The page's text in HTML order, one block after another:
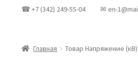
ГлавнаяДоставкаКонтакты
☎ +7 (342) 249-55-04 ✉ en-
Главная Товар Напряжение (кВ)